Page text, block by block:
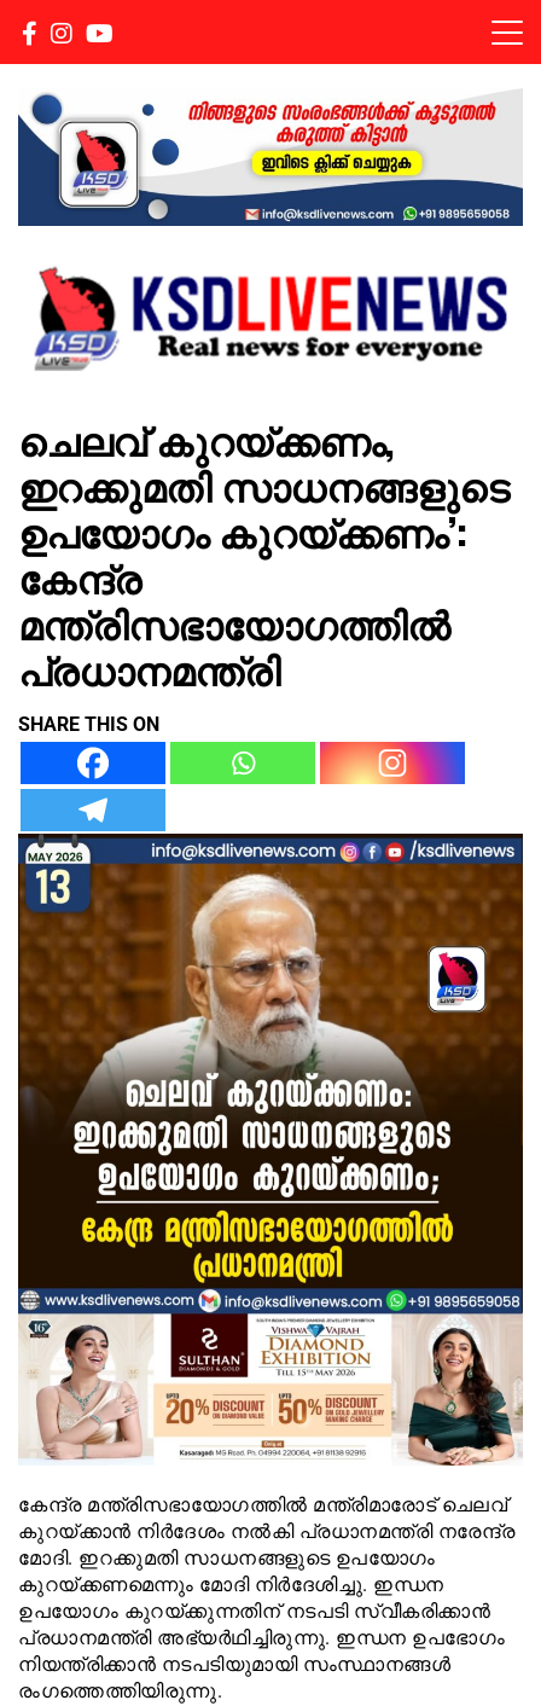
KSDLIVENEWS
ചെലവ് കുറയ്ക്കണം,
ഇറക്കുമതി സാധനങ്ങളുടെ
ഉപയോഗം കുറയ്ക്കണം’:
കേന്ദ്ര
മന്ത്രിസഭായോഗത്തിൽ
പ്രധാനമന്ത്രി
SHARE THIS ON
കേന്ദ്ര മന്ത്രിസഭായോഗത്തിൽ മന്ത്രിമാരോട് ചെലവ്
കുറയ്ക്കാൻ നിർദേശം നൽകി പ്രധാനമന്ത്രി നരേന്ദ്ര
മോദി. ഇറക്കുമതി സാധനങ്ങളുടെ ഉപയോഗം
കുറയ്ക്കണമെന്നും മോദി നിർദേശിച്ചു. ഇന്ധന
ഉപയോഗം കുറയ്ക്കുന്നതിന് നടപടി സ്വീകരിക്കാൻ
പ്രധാനമന്ത്രി അഭ്യർഥിച്ചിരുന്നു. ഇന്ധന ഉപഭോഗം
നിയന്ത്രിക്കാൻ നടപടിയുമായി സംസ്ഥാനങ്ങൾ‌
രംഗത്തെത്തിയിരുന്നു.